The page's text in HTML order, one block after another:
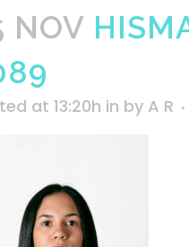
NOV
at 13:20h in by A R